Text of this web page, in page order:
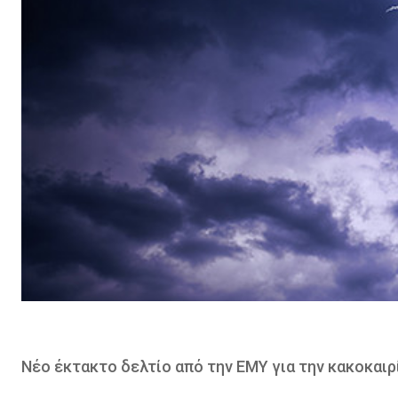
Νέο έκτακτο δελτίο από την ΕΜΥ για την